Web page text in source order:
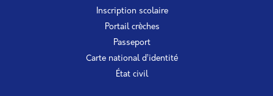
Inscription scolaire
Portail crèches
Passeport
Carte national d’identité
État civil